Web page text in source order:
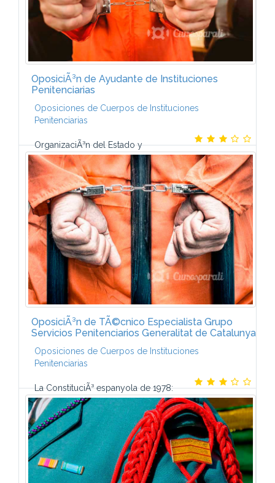
OposiciÃ³n de Ayudante de Instituciones
Penitenciarias
Oposiciones de Cuerpos de Instituciones
Penitenciarias
OrganizaciÃ³n del Estado y
AdministraciÃ³n PÃºblica OrganizaciÃ³n de oficinas
pÃºblicas Derecho Administrativo general Derecho
Penal Derecho Penitenciario Material: Contiene 4...
OposiciÃ³n de TÃ©cnico Especialista Grupo
Servicios Penitenciarios Generalitat de Catalunya
Oposiciones de Cuerpos de Instituciones
Penitenciarias
La ConstituciÃ³ espanyola de 1978:
estructura, contingut i principis. Drets i deures
fonamentals. El Tribunal Constitucional. La Corona.
Les Corts Generals: composiciÃ³ i...